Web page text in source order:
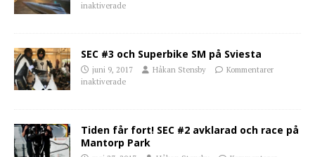
inaktiverade
SEC #3 och Superbike SM på Sviesta
juni 9, 2017 Håkan Stensby
Kommentarer
inaktiverade
Tiden får fort! SEC #2 avklarad och race på
Mantorp Park